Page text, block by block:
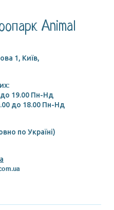
Animal
1, Київ,
до 19.00 Пн-Нд
до 18.00 Пн-Нд
по Україні)